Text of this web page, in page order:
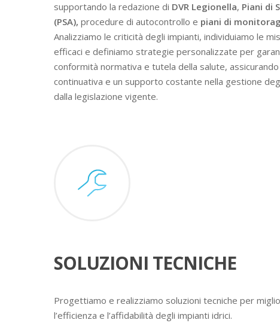
supportando la redazione di DVR Legionella, Piani di
(PSA), procedure di autocontrollo e piani di
Analizziamo le criticità degli impianti, individuiamo le
efficaci e definiamo strategie personalizzate per
conformità normativa e tutela della salute, assicurando
continuativa e un supporto costante nella gestione
dalla legislazione vigente.
SOLUZIONI TECNICHE
Progettiamo e realizziamo soluzioni tecniche per
l’efficienza e l’affidabilità degli impianti idrici.